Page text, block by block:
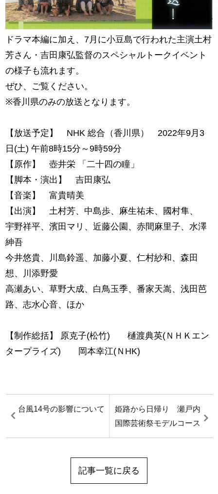
ドラマ本編に加え、7月に小豆島で行われた主演土村
芳さん・吉田康弘監督のスペシャルトークイベント
の様子も流れます。
ぜひ、ご覧ください。
※香川県のみの放送となります。
【放送予定】 NHK 総合（香川県） 2022年9月3
日(土) 午前8時15分～9時59分
【原作】 壺井栄 「二十四の瞳」
【脚本・演出】 吉田康弘
【音楽】 富貴晴美
【出演】 土村芳、中島歩、麻生祐未、國村隼、
宇野祥平、濱田マリ、近藤公園、赤間麻里子、水澤
紳吾
今井悠貴、川島鈴遥、加藤小夏、仁村紗和、森田
想、川添野愛
高瀬あい、草野大成、白鳥玉季、番家天嵩、浅田芭
路、志水心音、ほか
【制作総括】 原克子(松竹) 樋渡典英(ＮＨＫエン
タープライズ) 岡本幸江(ＮHK)
台風14号の影響について
姫路から日帰り 瀬戸内
国際芸術祭モデルコース
記事一覧に戻る